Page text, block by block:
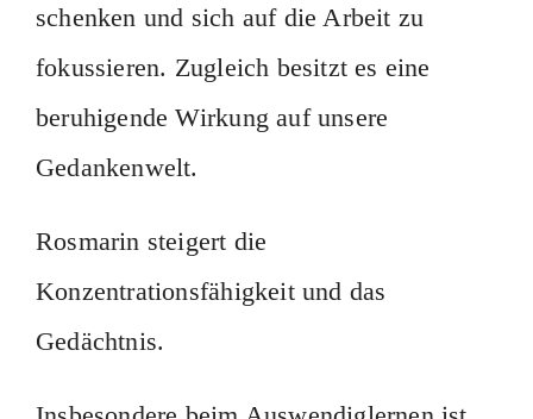
schenken und sich auf die Arbeit zu
fokussieren. Zugleich besitzt es eine
beruhigende Wirkung auf unsere
Gedankenwelt.
Rosmarin steigert die
Konzentrationsfähigkeit und das
Gedächtnis.